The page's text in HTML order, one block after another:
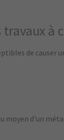
à
de
moyen d’un